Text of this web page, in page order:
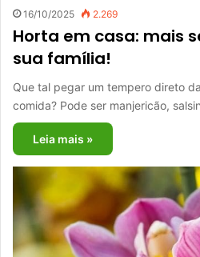
16/10/2025 2.269
Horta em casa: mais
sua família!
Que tal pegar um tempero direto
comida? Pode ser manjericão,
Leia mais »